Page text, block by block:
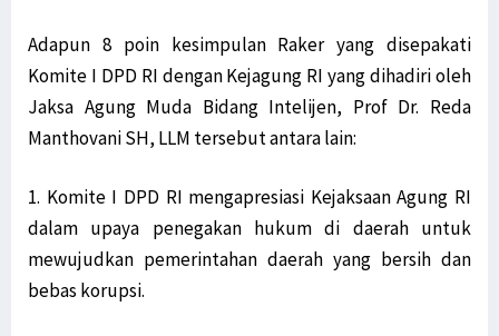
Adapun 8 poin kesimpulan Raker yang disepakati
Komite I DPD RI dengan Kejagung RI yang dihadiri oleh
Jaksa Agung Muda Bidang Intelijen, Prof Dr. Reda
Manthovani SH, LLM tersebut antara lain:
1. Komite I DPD RI mengapresiasi Kejaksaan Agung RI
dalam upaya penegakan hukum di daerah untuk
mewujudkan pemerintahan daerah yang bersih dan
bebas korupsi.